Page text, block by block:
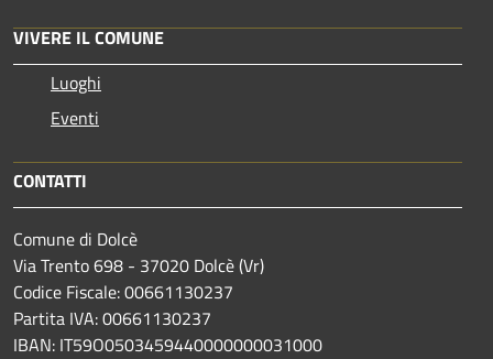
VIVERE IL COMUNE
Luoghi
Eventi
CONTATTI
Comune di Dolcè
Via Trento 698 - 37020 Dolcè (Vr)
Codice Fiscale: 00661130237
Partita IVA: 00661130237
IBAN: IT59O0503459440000000031000